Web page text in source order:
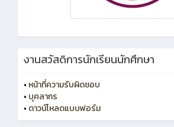
งานสวัสดิการนักเรียนนักศึกษา
• หน้าที่ความรับผิดชอบ
• บุคลากร
• ดาวน์โหลดแบบฟอร์ม